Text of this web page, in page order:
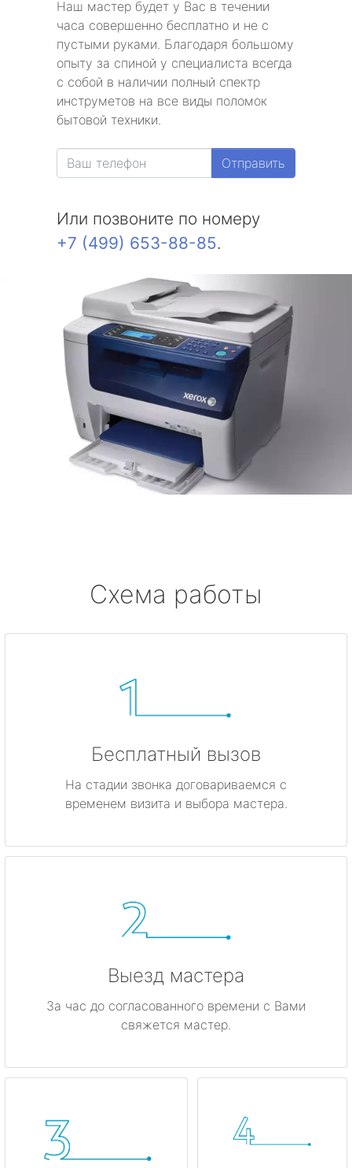
Наш мастер будет у Вас в течении
часа совершенно бесплатно и не с
пустыми руками. Благодаря большому
опыту за спиной у специалиста всегда
с собой в наличии полный спектр
инструметов на все виды поломок
бытовой техники.
Отправить
Или позвоните по номеру
+7 (499) 653-88-85.
Схема работы
Бесплатный вызов
На стадии звонка договариваемся с
временем визита и выбора мастера.
Выезд мастера
За час до согласованного времени с Вами
свяжется мастер.